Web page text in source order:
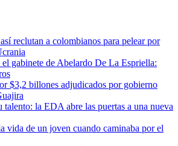
reclutan a colombianos para pelear por
gabinete de Abelardo De La Espriella:
$3,2 billones adjudicados por gobierno
la EDA abre las puertas a una nueva
vida de un joven cuando caminaba por el